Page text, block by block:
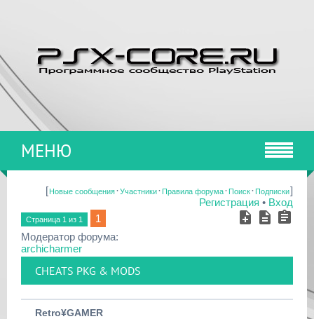
МЕНЮ
[Новые сообщения·Участники·Правила форума·Поиск·Подписки]
Регистрация • Вход
Страница 1 из 1
1
Модератор форума:
archicharmer
CHEATS PKG & MODS
Retro¥GAMER